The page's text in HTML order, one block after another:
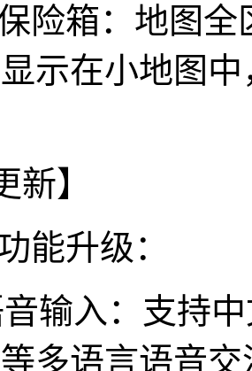
险箱：地图
示在小地图
新】
能升级：
输入：支持
多语言语音交